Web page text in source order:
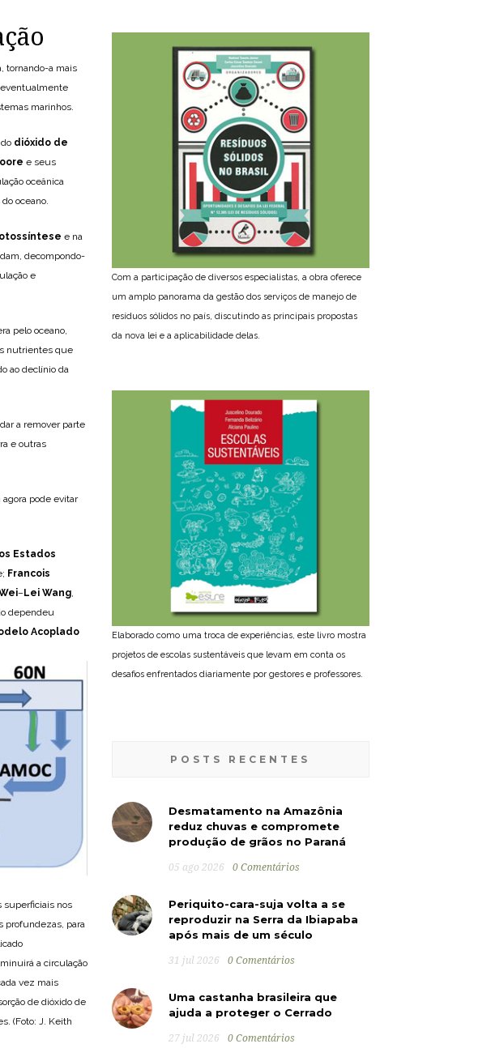
tornando-a mais
eventualmente
marinhos.
dióxido de
e seus
oceânica
oceano.
e na
decompondo-
e
pelo oceano,
nutrientes que
ao declínio da
a remover parte
e outras
agora pode evitar
Estados
Francois
–Lei Wang
dependeu
Acoplado
superficiais nos
profundezas, para
a circulação
vez mais
de dióxido de
(Foto: J. Keith
Com a participação de diversos especialistas, a obra oferece
um amplo panorama da gestão dos serviços de manejo de
resíduos sólidos no país, discutindo as principais propostas
da nova lei e a aplicabilidade delas.
Elaborado como uma troca de experiências, este livro mostra
projetos de escolas sustentáveis que levam em conta os
desafios enfrentados diariamente por gestores e professores.
POSTS RECENTES
Desmatamento na Amazônia
reduz chuvas e compromete
produção de grãos no Paraná
05 ago 2026 0 Comentários
Periquito-cara-suja volta a se
reproduzir na Serra da Ibiapaba
após mais de um século
31 jul 2026 0 Comentários
Uma castanha brasileira que
ajuda a proteger o Cerrado
27 jul 2026 0 Comentários